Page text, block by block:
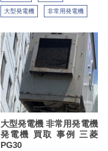
大型発電機 非常用発電機
大型発電機 非常用発電機
発電機 買取 事例 三菱
PG30